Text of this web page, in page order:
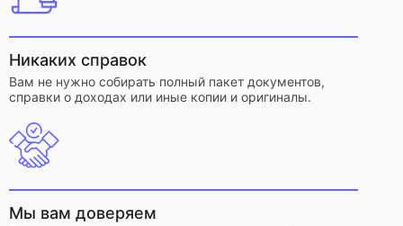
Никаких справок
Вам не нужно собирать полный пакет документов,
справки о доходах или иные копии и оригиналы.
Мы вам доверяем